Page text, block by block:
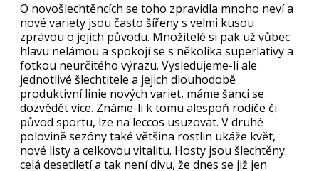
O novošlechtěncích se toho zpravidla mnoho neví a
nové variety jsou často šířeny s velmi kusou
zprávou o jejich původu. Množitelé si pak už vůbec
hlavu nelámou a spokojí se s několika superlativy a
fotkou neurčitého výrazu. Vysledujeme-li ale
jednotlivé šlechtitele a jejich dlouhodobě
produktivní linie nových variet, máme šanci se
dozvědět více. Známe-li k tomu alespoň rodiče či
původ sportu, lze na leccos usuzovat. V druhé
polovině sezóny také většina rostlin ukáže květ,
nové listy a celkovou vitalitu. Hosty jsou šlechtěny
celá desetiletí a tak není divu, že dnes se již jen